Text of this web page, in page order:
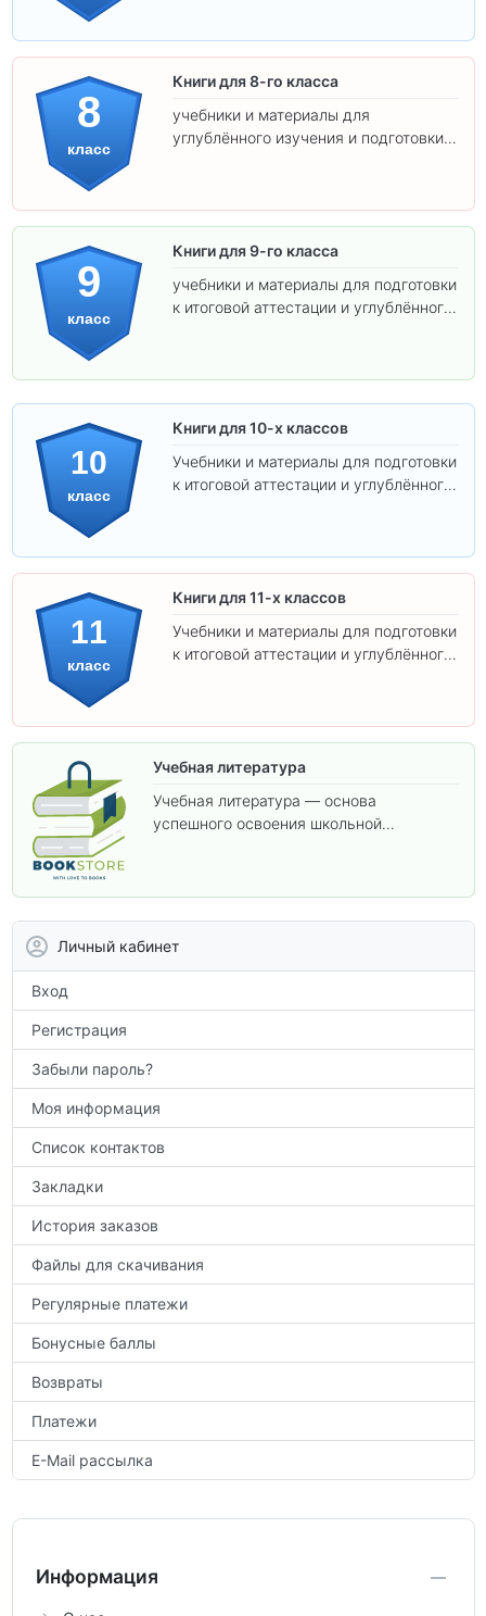
8
класс
Книги для 8-го класса
учебники и материалы для
углублённого изучения и подготовки к
9
класс
Книги для 9-го класса
учебники и материалы для подготовки
к итоговой аттестации и углублённого
10
класс
Книги для 10-х классов
Учебники и материалы для подготовки
к итоговой аттестации и углублённого
11
класс
Книги для 11-х классов
Учебники и материалы для подготовки
к итоговой аттестации и углублённого
Учебная литература
Учебная литература — основа
успешного освоения школьной
Личный кабинет
Вход
Регистрация
Забыли пароль?
Моя информация
Список контактов
Закладки
История заказов
Файлы для скачивания
Регулярные платежи
Бонусные баллы
Возвраты
Платежи
E-Mail рассылка
Информация